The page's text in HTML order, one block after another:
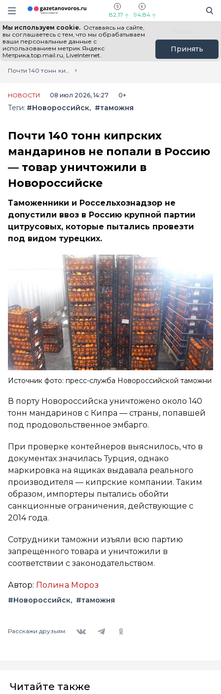
Информационный портал "ГазетаНоворос.ру"
Навигация сайта
82,17 94,84
Мы используем cookie. Оставаясь на сайте,
вы соглашаетесь с тем, что мы обрабатываем
ваши персональные данные с
использованием метрик Яндекс
Метрика,top.mail.ru, LiveInternet.
Принять
Все новости Новости России
Главная
Лента новостей
Почти 140 тонн кипрских мандаринов не попали в Россию — товар уничтожили в Новороссийске
НОВОСТИ 08 июл 2026, 14:27 0+
Теги: #Новороссийск #таможня
Почти 140 тонн кипрских
мандаринов не попали в Россию
— товар уничтожили в
Новороссийске
Таможенники и Россельхознадзор не
допустили ввоз в Россию крупной партии
цитрусовых, которые пытались провезти
под видом турецких.
Источник фото: пресс-служба Новороссийской таможни
В порту Новороссийска уничтожено около 140
тонн мандаринов с Кипра — страны, попавшей
под продовольственное эмбарго.
При проверке контейнеров выяснилось, что в
документах значилась Турция, однако
маркировка на ящиках выдавала реального
производителя — кипрские компании. Таким
образом, импортеры пытались обойти
санкционные ограничения, действующие с
2014 года.
Сотрудники таможни изъяли всю партию
запрещенного товара и уничтожили в
соответствии с законодательством.
Автор: Полина Мороз
#Новороссийск #таможня
Расскажи друзьям:
Читайте также